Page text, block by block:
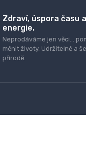
Zdraví, úspora času a
energie.
Neprodáváme jen věci...
měnit životy. Udržitelně a
přírodě.